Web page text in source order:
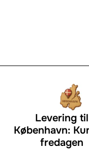
Levering til
København:
fredagen